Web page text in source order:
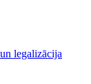
legalizācija